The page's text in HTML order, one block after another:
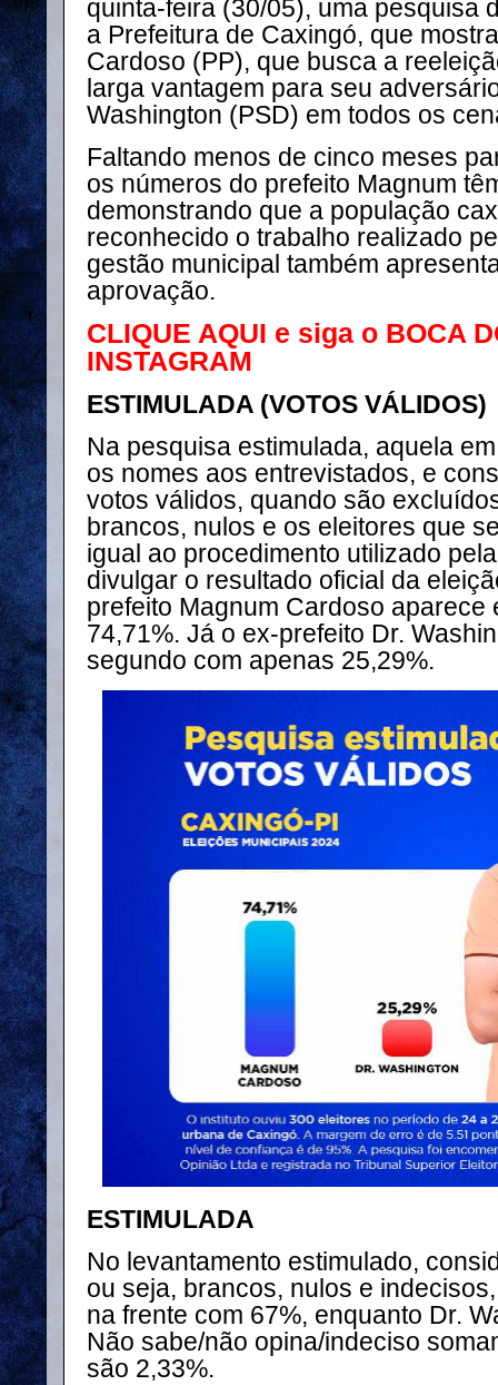
quinta-feira (30/05), uma pesquisa
a Prefeitura de Caxingó, que
Cardoso (PP), que busca a
larga vantagem para seu
Washington (PSD) em todos os
Faltando menos de cinco meses
os números do prefeito Magnum
demonstrando que a população
reconhecido o trabalho realizado
gestão municipal também
aprovação.
CLIQUE AQUI e siga o BOCA
INSTAGRAM
ESTIMULADA (VOTOS VÁLIDOS)
Na pesquisa estimulada, aquela
os nomes aos entrevistados, e
votos válidos, quando são
brancos, nulos e os eleitores que
igual ao procedimento utilizado
divulgar o resultado oficial da
prefeito Magnum Cardoso aparece
74,71%. Já o ex-prefeito Dr.
segundo com apenas 25,29%.
ESTIMULADA
No levantamento estimulado,
ou seja, brancos, nulos e
na frente com 67%, enquanto Dr.
Não sabe/não opina/indeciso
são 2,33%.